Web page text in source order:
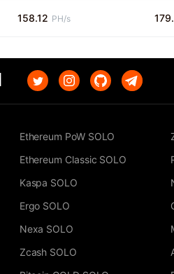
158.12 PH/s
Ethereum PoW SOLO
Ethereum Classic SOLO
Kaspa SOLO
Ergo SOLO
Nexa SOLO
Zcash SOLO